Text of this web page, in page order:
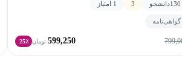
130دانشجو 3 1 امتیاز
گواهی‌نامه
599,250 تومان 25٪